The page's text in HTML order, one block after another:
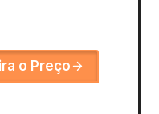
o Preço